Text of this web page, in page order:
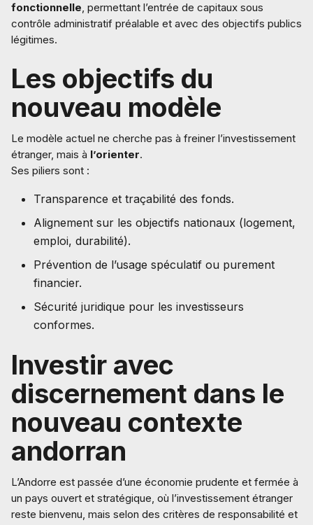
fonctionnelle, permettant l’entrée de capitaux sous
contrôle administratif préalable et avec des objectifs publics
légitimes.
Les objectifs du
nouveau modèle
Le modèle actuel ne cherche pas à freiner l’investissement
étranger, mais à l’orienter.
Ses piliers sont :
Transparence et traçabilité des fonds.
Alignement sur les objectifs nationaux (logement,
emploi, durabilité).
Prévention de l’usage spéculatif ou purement
financier.
Sécurité juridique pour les investisseurs
conformes.
Investir avec
discernement dans le
nouveau contexte
andorran
L’Andorre est passée d’une économie prudente et fermée à
un pays ouvert et stratégique, où l’investissement étranger
reste bienvenu, mais selon des critères de responsabilité et